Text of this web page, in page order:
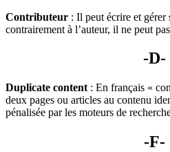
Contributeur : Il peut écrire et gérer
contrairement à l’auteur, il ne peut
-D-
Duplicate content : En français «
deux pages ou articles au contenu
pénalisée par les moteurs de
-F-